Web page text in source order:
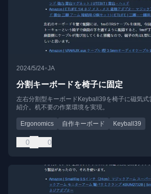
2024/5/24•JA
分割キーボードを椅子に固定
左右分割型キーボードKeyball39を椅子に磁気式
紹介。机不要の作業環境を実現。
Ergonomics 自作キーボード Keyball39
0 0